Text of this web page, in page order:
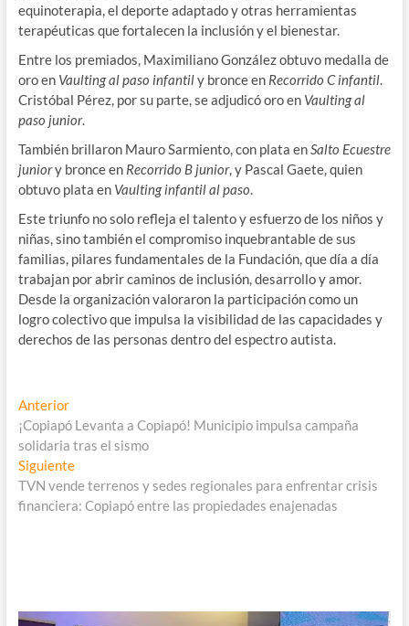
equinoterapia, el deporte adaptado y otras herramientas
terapéuticas que fortalecen la inclusión y el bienestar.
Entre los premiados, Maximiliano González obtuvo medalla de
oro en Vaulting al paso infantily bronce en Recorrido C infantil.
Cristóbal Pérez, por su parte, se adjudicó oro en Vaulting al
paso junior.
También brillaron Mauro Sarmiento, con plata enSalto Ecuestre
juniory bronce en Recorrido B junior, y Pascal Gaete, quien
obtuvo plata en Vaulting infantil al paso.
Este triunfo no solo refleja el talento y esfuerzo de los niños y
niñas, sino también el compromiso inquebrantable de sus
familias, pilares fundamentales de la Fundación, que día a día
trabajan por abrir caminos de inclusión, desarrollo y amor.
Desde la organización valoraron la participación como un
logro colectivo que impulsa la visibilidad de las capacidades y
derechos de las personas dentro del espectro autista.
Navegación
de
entradas
AnteriorEntrada
anterior:
¡Copiapó Levanta a Copiapó! Municipio impulsa campaña
solidaria tras el sismo
SiguienteEntrada
siguiente:
TVN vende terrenos y sedes regionales para enfrentar crisis
financiera: Copiapó entre las propiedades enajenadas